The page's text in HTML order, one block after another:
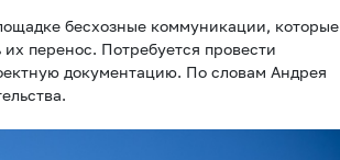
бесхозные коммуникации, которые
перенос. Потребуется провести
документацию. По словам Андрея